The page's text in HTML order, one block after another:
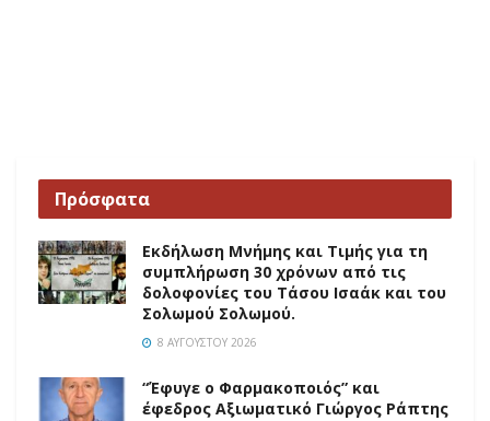
Πρόσφατα
Εκδήλωση Μνήμης και Τιμής για τη
συμπλήρωση 30 χρόνων από τις
δολοφονίες του Τάσου Ισαάκ και του
Σολωμού Σολωμού.
8 ΑΥΓΟΎΣΤΟΥ 2026
“Έφυγε ο Φαρμακοποιός” και
έφεδρος Αξιωματικό Γιώργος Ράπτης